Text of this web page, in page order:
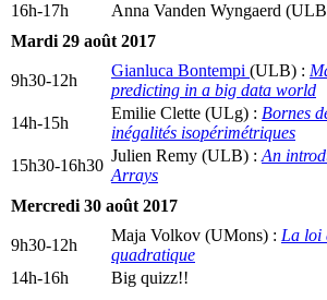
16h-17h
Anna Vanden Wyngaerd
Mardi 29 août 2017
9h30-12h
Gianluca Bontempi (ULB) :
predicting in a big data world
14h-15h
Emilie Clette (ULg) : Bornes
inégalités isopérimétriques
15h30-16h30
Julien Remy (ULB) : An
Arrays
Mercredi 30 août 2017
9h30-12h
Maja Volkov (UMons) : La loi
quadratique
14h-16h
Big quizz!!